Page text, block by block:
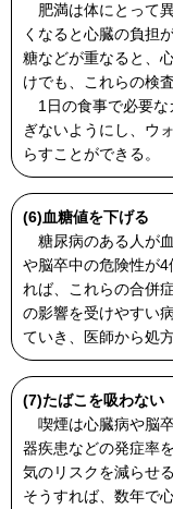
肥満は体にとって
くなると心臓の負担
糖などが重なると、
けでも、これらの検
1日の食事で必要な
ぎないようにし、ウ
らすことができる。
(6)血糖値を下げる
糖尿病のある人が
や脳卒中の危険性が
れば、これらの合併
の影響を受けやすい
ていき、医師から処
(7)たばこを吸わない
喫煙は心臓病や脳
器疾患などの発症率
気のリスクを減らせ
そうすれば、数年で